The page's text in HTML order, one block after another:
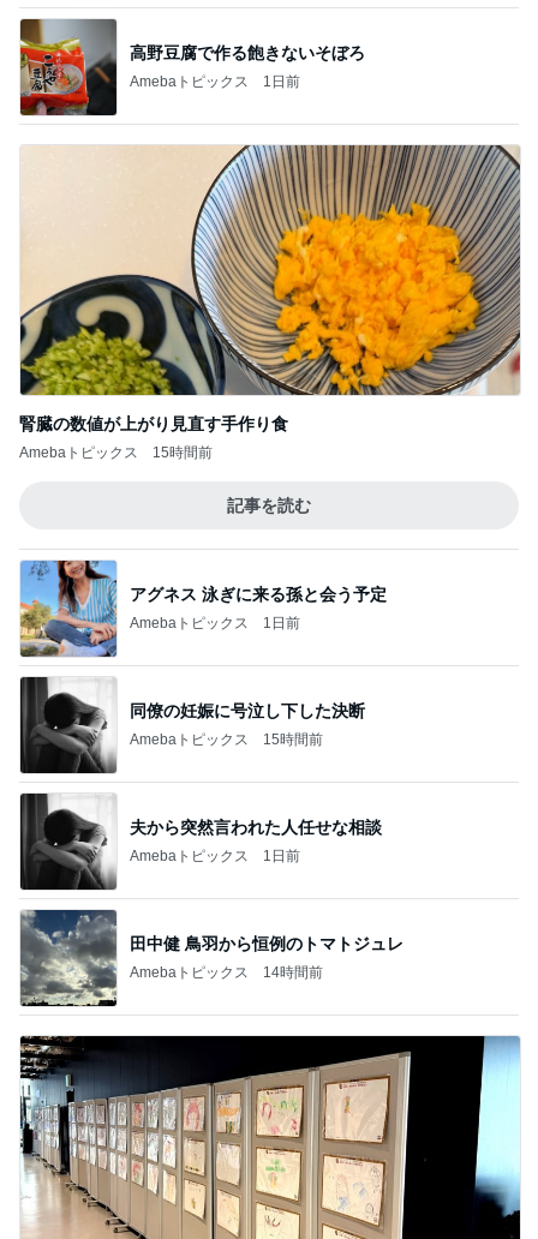
高野豆腐で作る飽きないそぼろ
Amebaトピックス 1日前
腎臓の数値が上がり見直す手作り食
Amebaトピックス 15時間前
記事を読む
アグネス 泳ぎに来る孫と会う予定
Amebaトピックス 1日前
同僚の妊娠に号泣し下した決断
Amebaトピックス 15時間前
夫から突然言われた人任せな相談
Amebaトピックス 1日前
田中健 鳥羽から恒例のトマトジュレ
Amebaトピックス 14時間前